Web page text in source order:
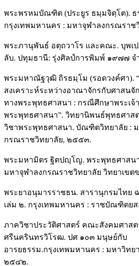
พระพรหมบัณฑิต (ประยูร ธมฺมจิตฺโต). ธ
กรุงเทพมหานคร : มหาจุฬาลงกรณรา
พระภานุพันธ์ อตฺถวาโร และคณะ. บุพเ
ลับ. ปทุมธานี: รุ่งศิลป์การพิมพ์ ๑๙๗๗ จ
พระมหาณัฐวุฒิ ถิรธมฺโม (รอดวงค์ศา).
สงเคราะห์ระหว่างอาณาจักรกับศาสน
ทางพระพุทธศาสนา : กรณีศึกษาพระเจ้
พระพุทธศาสนา”. วิทยานิพนธ์พุทธศา
วิชาพระพุทธศาสนา. บัณฑิตวิทยาลัย :
กรณราชวิทยาลัย, ๒๕๕๓.
พระมหามิตร ฐิตปญฺโญ. พระพุทธศาสน
มหาจุฬาลงกรณราชวิทยาลัย วิทยาเข
พระยาอนุมารราชธน. สารานุกรมไทย
เล่ม ๒. กรุงเทพมหานคร : ราชบัณฑิตย
ภาควิชาประวัติศาสตร์ คณะสังคมศาสต
ศรีนครินทรวิโรฒ. ปศ ๑๐๓ มนุษย์กับ
อารยธรรม.กรุงเทพมหานคร : มหาวิท
๒๕๔๒.